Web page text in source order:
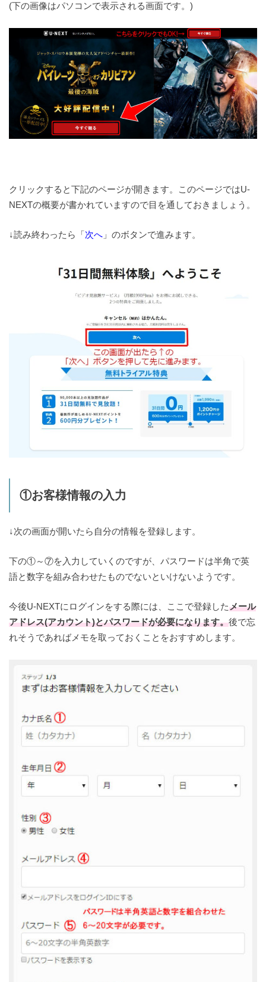
(下の画像はパソコンで表示される画面です。)
クリックすると下記のページが開きます。このページではU-
NEXTの概要が書かれていますので目を通しておきましょう。
↓読み終わったら「次へ 」のボタンで進みます。
①お客様情報の入力
↓次の画面が開いたら自分の情報を登録します。
下の①～⑦を入力していくのですが、パスワードは半角で英
語と数字を組み合わせたものでないといけないようです。
今後U-NEXTにログインをする際には、ここで登録したメール
アドレス(アカウント)とパスワードが必要になります。後で忘
れそうであればメモを取っておくことをおすすめします。